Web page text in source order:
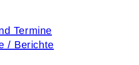
Termine
/ Berichte